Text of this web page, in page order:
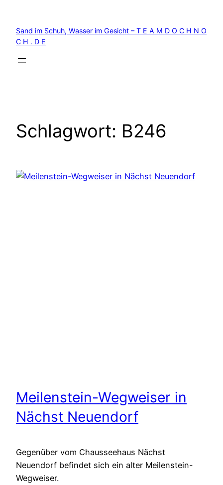
springen
Sand im Schuh, Wasser im Gesicht – T E A M D O C H N O
C H . D E
Schlagwort: B246
Meilenstein-Wegweiser in
Nächst Neuendorf
Gegenüber vom Chausseehaus Nächst
Neuendorf befindet sich ein alter Meilenstein-
Wegweiser.